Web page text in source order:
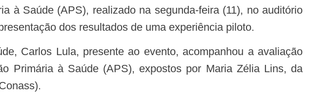
à Saúde (APS), realizado na segunda-feira (11), no auditório
dos resultados de uma experiência piloto.
Primária à Saúde (APS), expostos por Maria Zélia Lins, da